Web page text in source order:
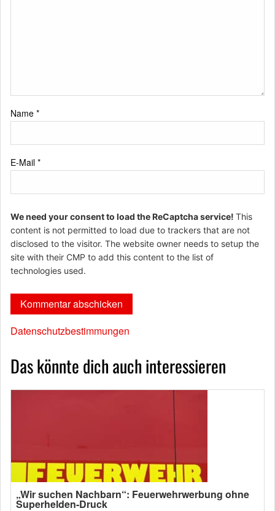
Name *
E-Mail *
We need your consent to load the ReCaptcha service! This
content is not permitted to load due to trackers that are not
disclosed to the visitor. The website owner needs to setup the
site with their CMP to add this content to the list of
technologies used.
Datenschutzbestimmungen
Das könnte dich auch interessieren
„Wir suchen Nachbarn“: Feuerwehrwerbung ohne
Superhelden-Druck